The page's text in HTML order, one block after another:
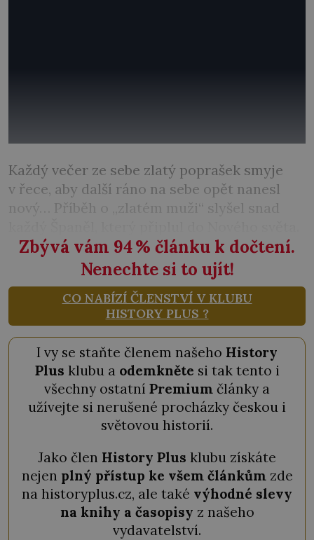
Každý večer ze sebe zlatý poprašek smyje
v řece, aby další ráno na sebe opět nanesl
nový… Příběh o „zlatém muži“ slyšel snad
Zbývá vám 94% článku k dočtení.
Nenechte si to ujít!
CO NABÍZÍ ČLENSTVÍ V KLUBU
HISTORY PLUS ?
I vy se staňte členem našeho History
Plus klubu a odemkněte si tak tento i
všechny ostatní Premium články a
užívejte si nerušené procházky českou i
světovou historií.
Jako člen History Plus klubu získáte
nejen plný přístup ke všem článkůmzde
na historyplus.cz, ale také výhodné slevy
na knihy a časopisy z našeho
vydavatelství.